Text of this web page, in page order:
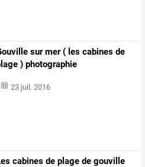
sur mer ( les cabines de
) photographie
23 juil. 2016
cabines de plage de gouville